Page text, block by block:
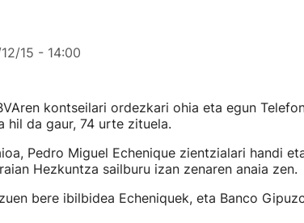
15 - 14:00
kontseilari ordezkari ohia eta egun
hil da gaur, 74 urte zituela.
Pedro Miguel Echenique zientzialari handi
Hezkuntza sailburu izan zenaren anaia zen.
bere ibilbidea Echeniquek, eta Banco